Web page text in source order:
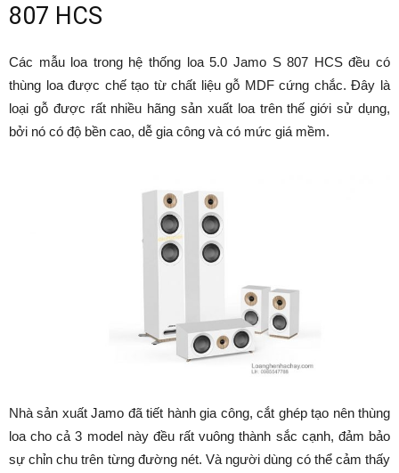
807 HCS
Các mẫu loa trong hệ thống loa 5.0 Jamo S 807 HCS đều có
thùng loa được chế tạo từ chất liệu gỗ MDF cứng chắc. Đây là
loại gỗ được rất nhiều hãng sản xuất loa trên thế giới sử dụng,
bởi nó có độ bền cao, dễ gia công và có mức giá mềm.
Nhà sản xuất Jamo đã tiết hành gia công, cắt ghép tạo nên thùng
loa cho cả 3 model này đều rất vuông thành sắc cạnh, đảm bảo
sự chỉn chu trên từng đường nét. Và người dùng có thể cảm thấy